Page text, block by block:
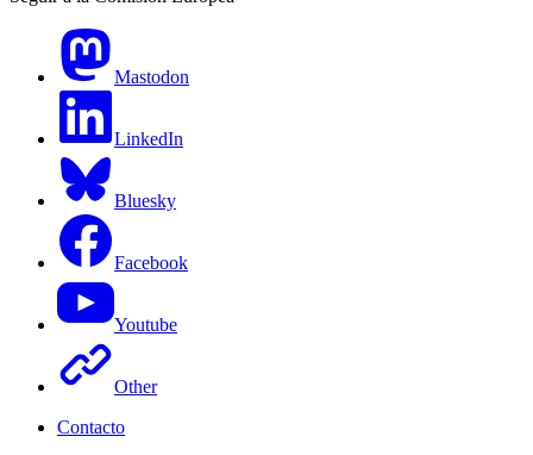
Mastodon
LinkedIn
Bluesky
Facebook
Youtube
Other
Contacto